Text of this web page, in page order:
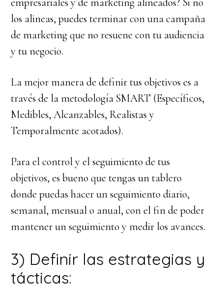
los alineas, puedes terminar con una campaña
de marketing que no resuene con tu audiencia
y tu negocio.
La mejor manera de definir tus objetivos es a
través de la metodología SMART (Específicos,
Medibles, Alcanzables, Realistas y
Temporalmente acotados).
Para el control y el seguimiento de tus
objetivos, es bueno que tengas un tablero
donde puedas hacer un seguimiento diario,
semanal, mensual o anual, con el fin de poder
mantener un seguimiento y medir los avances.
3) Definir las estrategias y
tácticas: